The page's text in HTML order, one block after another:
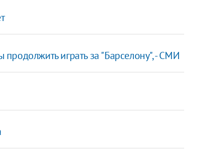
продолжить играть за "Барселону", - СМИ